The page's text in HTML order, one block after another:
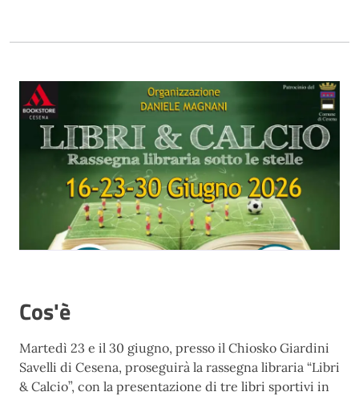
Cos'è
Martedì 23 e il 30 giugno, presso il Chiosko Giardini
Savelli di Cesena, proseguirà la rassegna libraria “Libri
& Calcio”, con la presentazione di tre libri sportivi in